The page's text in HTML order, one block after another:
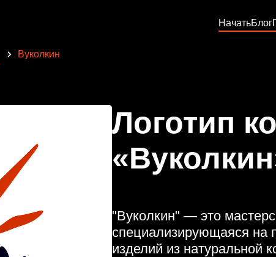
НачатьБлог
Вуколкин
Логотип
"Вуколкин" — это
специализирующаяся на
изделий из натуральной